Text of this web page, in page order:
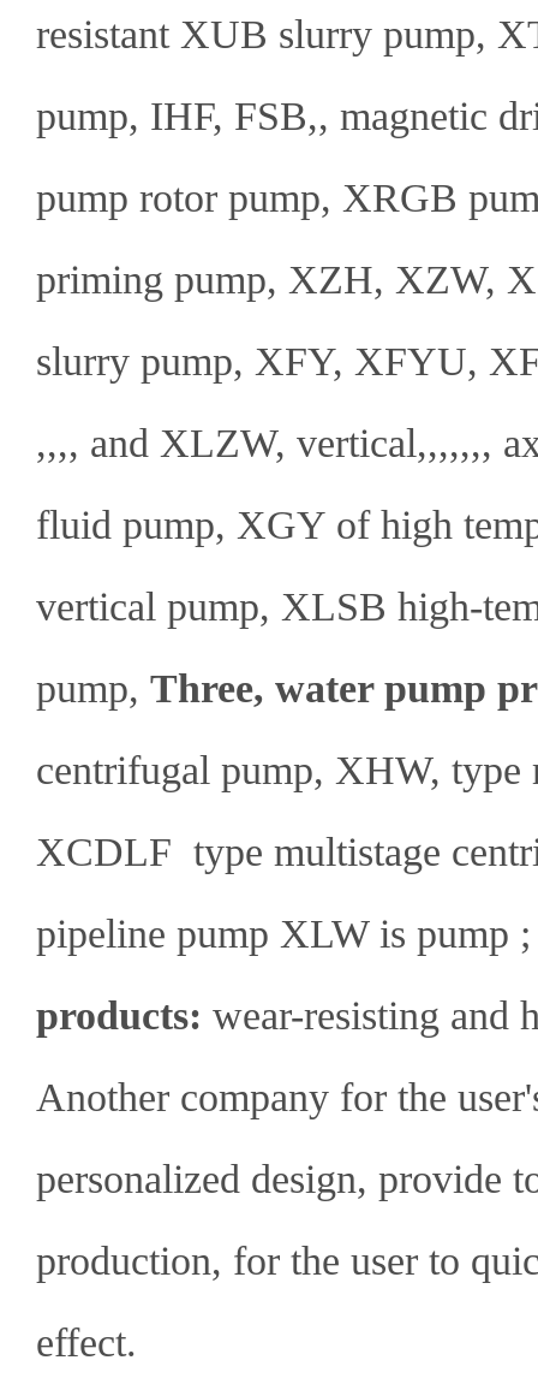
resistant XUB slurry pump,
pump, IHF, FSB,, magnetic
pump rotor pump, XRGB
priming pump, XZH, XZW,
slurry pump, XFY, XFYU,
,,,, and XLZW, vertical,,,,,,,
fluid pump, XGY of high
vertical pump, XLSB high-
pump, Three, water pump
centrifugal pump, XHW,
XCDLF type multistage
pipeline pump XLW is pump
products: wear-resisting and
Another company for the
personalized design, provide
production, for the user to
effect.